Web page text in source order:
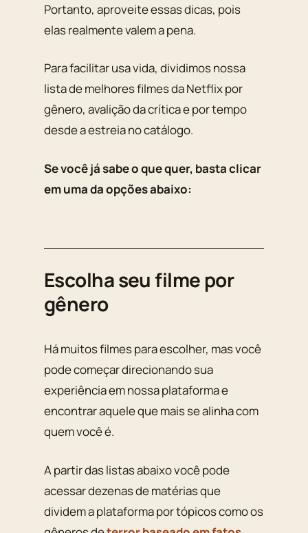
Portanto, aproveite essas dicas, pois
elas realmente valem a pena.
Para facilitar usa vida, dividimos nossa
lista de melhores filmes da Netflix por
gênero, avalição da crítica e por tempo
desde a estreia no catálogo.
Se você já sabe o que quer, basta clicar
em uma da opções abaixo:
Escolha seu filme por
gênero
Há muitos filmes para escolher, mas você
pode começar direcionando sua
experiência em nossa plataforma e
encontrar aquele que mais se alinha com
quem você é.
A partir das listas abaixo você pode
acessar dezenas de matérias que
dividem a plataforma por tópicos como os